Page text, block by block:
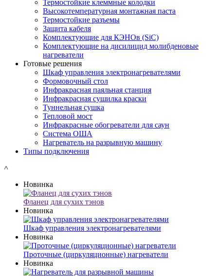
Термостойкие клеммные колодки
Высокотемпературная монтажная паста
Термостойкие разъемы
Защита кабеля
Комплектующие для КЭНОв (SiC)
Комплектующие на дисилицид молибденовые
нагреватели
Готовые решения
Шкаф управления электронагревателями
Формовочный стол
Инфракрасная паяльная станция
Инфракрасная сушилка краски
Туннельная сушка
Тепловой мост
Инфракрасные обогреватели для саун
Система ОША
Нагреватель на разрывную машину
Типы подключения
˄
Новинка
Фланец для сухих тэнов
Новинка
Шкаф управления электронагревателями
Новинка
Проточные (циркуляционные) нагреватели
Новинка